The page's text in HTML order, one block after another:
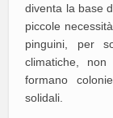
diventa la base
piccole
pinguini, per
climatiche,
formano
solidali.